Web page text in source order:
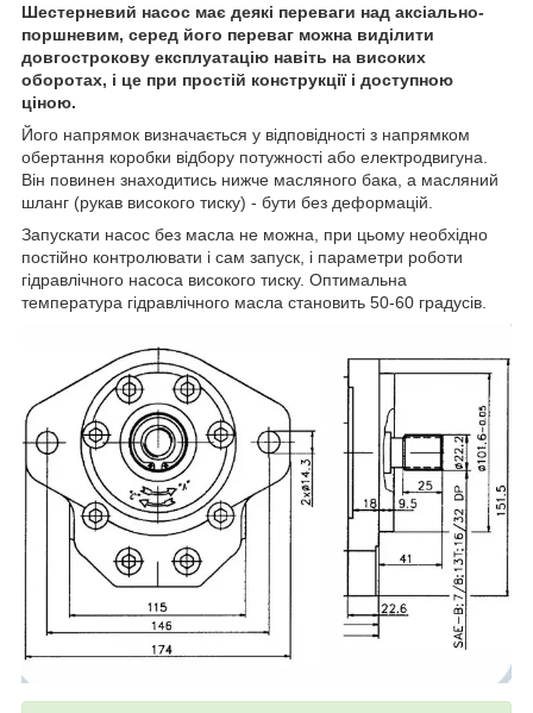
Шестерневий насос має деякі переваги над аксіально-
поршневим, серед його переваг можна виділити
довгострокову експлуатацію навіть на високих
оборотах, і це при простій конструкції і доступною
ціною.
Його напрямок визначається у відповідності з напрямком
обертання коробки відбору потужності або електродвигуна.
Він повинен знаходитись нижче масляного бака, а масляний
шланг (рукав високого тиску) - бути без деформацій.
Запускати насос без масла не можна, при цьому необхідно
постійно контролювати і сам запуск, і параметри роботи
гідравлічного насоса високого тиску. Оптимальна
температура гідравлічного масла становить 50-60 градусів.